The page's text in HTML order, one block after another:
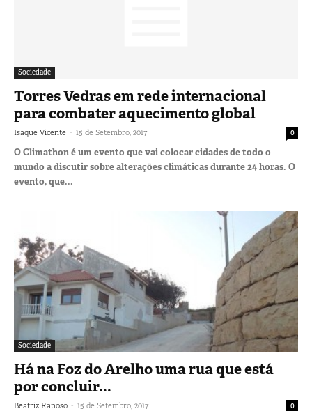
Sociedade
Torres Vedras em rede internacional
para combater aquecimento global
Isaque Vicente - 15 de Setembro, 2017 0
O Climathon é um evento que vai colocar cidades de todo o
mundo a discutir sobre alterações climáticas durante 24 horas. O
evento, que...
Sociedade
Há na Foz do Arelho uma rua que está
por concluir...
Beatriz Raposo - 15 de Setembro, 2017 0